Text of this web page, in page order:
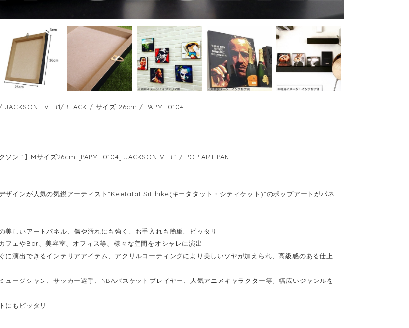
JACKSON : VER1/BLACK / サイズ 26cm / PAPM_0104
ソン 1】Mサイズ26cm [PAPM_0104] JACKSON VER.1 / POP ART PANEL
ザインが人気の気鋭アーティスト”Keetatat Sitthike(キータタット・シティケット)”のポップアートがパネ
美しいアートパネル、傷や汚れにも強く、お手入れも簡単、ピッタリ
フェやBar、美容室、オフィス等、様々な空間をオシャレに演出
に演出できるインテリアアイテム、アクリルコーティングにより美しいツヤが加えられ、高級感のある仕上
ュージシャン、サッカー選手、NBAバスケットプレイヤー、人気アニメキャラクター等、幅広いジャンルを
にもピッタリ